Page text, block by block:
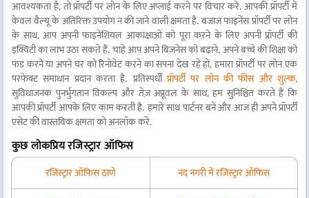
आवश्यकता है, तो प्रॉपर्टी पर लोन के लिए अप्लाई करने पर विचार करें. आपकी प्रॉपर्टी में
केवल वैल्यू के अतिरिक्त उपयोग न की जाने वाली क्षमता है. बजाज फाइनेंस प्रॉपर्टी पर लोन
के साथ, आप अपनी फाइनेंशियल आकांक्षाओं को पूरा करने के लिए अपनी प्रॉपर्टी की
इक्विटी का लाभ उठा सकते हैं. चाहे आप अपने बिज़नेस को बढ़ाने, अपने बच्चे की शिक्षा को
फंड करने या अपने घर को रिनोवेट करने का सपना देख रहे हों, हमारा प्रॉपर्टी पर लोन एक
परफेक्ट समाधान प्रदान करता है. प्रतिस्पर्धीप्रॉपर्टी पर लोन की फीस और शुल्क,
सुविधाजनक पुनर्भुगतान विकल्प और तेज़ अप्रूवल के साथ, हम सुनिश्चित करते हैं कि
आपकी प्रॉपर्टी आपके लिए काम करती है. हमारे साथ पार्टनर बनें और आज ही अपने प्रॉपर्टी
एसेट की वास्तविक क्षमता को अनलॉक करें.
कुछ लोकप्रिय रजिस्ट्रार ऑफिस
रजिस्ट्रार ऑफिस ठाणे नंद नगरी में रजिस्ट्रार ऑफिस